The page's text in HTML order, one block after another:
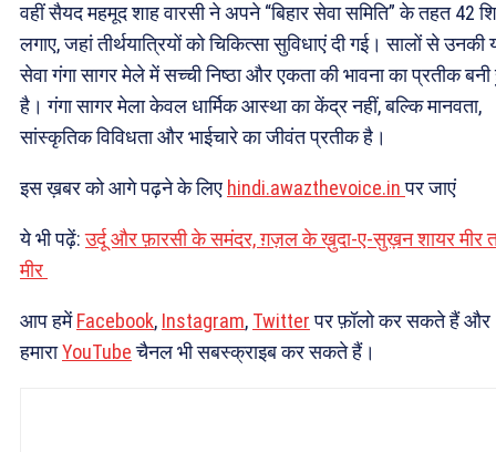
वहीं सैयद महमूद शाह वारसी ने अपने “बिहार सेवा समिति” के तहत 42
लगाए, जहां तीर्थयात्रियों को चिकित्सा सुविधाएं दी गई। सालों से उनकी
सेवा गंगा सागर मेले में सच्ची निष्ठा और एकता की भावना का प्रतीक बनी
है। गंगा सागर मेला केवल धार्मिक आस्था का केंद्र नहीं, बल्कि मानवता,
सांस्कृतिक विविधता और भाईचारे का जीवंत प्रतीक है।
इस ख़बर को आगे पढ़ने के लिए hindi.awazthevoice.inपर जाएं
ये भी पढ़ें:उर्दू और फ़ारसी के समंदर, ग़ज़ल के ख़ुदा-ए-सुख़न शायर मीर
मीर
आप हमेंFacebook, Instagram, Twitterपर फ़ॉलो कर सकते हैं और
हमाराYouTubeचैनल भी सबस्क्राइब कर सकते हैं।